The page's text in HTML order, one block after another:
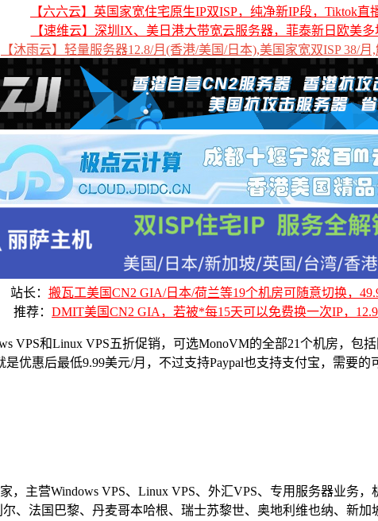
【六六云】英国家宽住宅原生IP双ISP，纯净新IP段，Tiktok
【速维云】深圳IX、美日港大带宽云服务器，菲泰新日欧美
【沐雨云】轻量服务器12.8/月(香港/美国/日本),美国家宽双ISP 38/
站长： 搬瓦工美国CN2 GIA/日本/荷兰等19个机房可随意切换，
推荐： DMIT美国CN2 GIA，若被*每15天可以免费换一次IP，
VPS和Linux VPS五折促销，可选MonoVM的全部21个机房，
优惠后最低9.99美元/月，不过支持Paypal也支持支付宝，需要
，主营Windows VPS、Linux VPS、外汇VPS、专用服务器业务
、法国巴黎、丹麦哥本哈根、瑞士苏黎世、奥地利维也纳、新